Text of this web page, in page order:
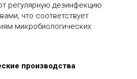
регулярную дезинфекцию
что соответствует
микробиологических
производства